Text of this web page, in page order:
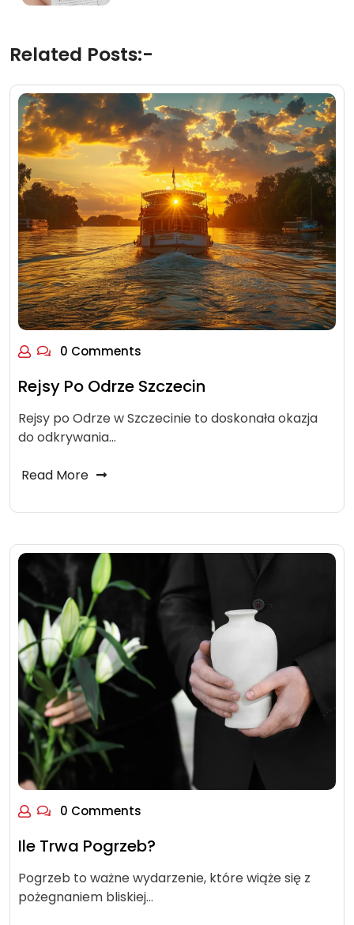
Related Posts:-
0 Comments
Rejsy Po Odrze Szczecin
Rejsy po Odrze w Szczecinie to doskonała okazja
do odkrywania…
Read More
0 Comments
Ile Trwa Pogrzeb?
Pogrzeb to ważne wydarzenie, które wiąże się z
pożegnaniem bliskiej…